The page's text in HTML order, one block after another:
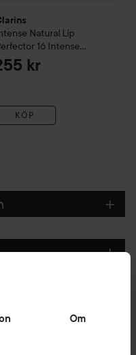
Om
Natural Lip
16 Intense
kr
KÖP